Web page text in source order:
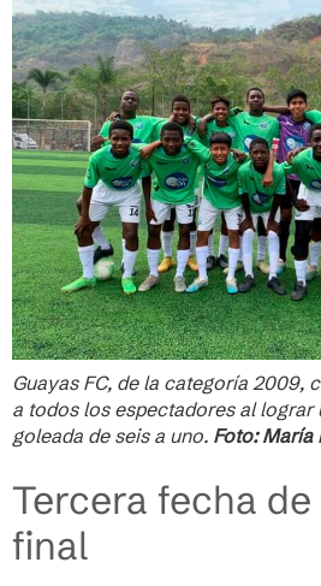
Guayas FC, de la categoría 2009,
a todos los espectadores al lograr
goleada de seis a uno. Foto: María
Tercera fecha
final